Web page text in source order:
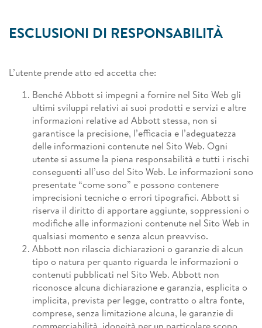
ESCLUSIONI DI RESPONSABILITÀ
L’utente prende atto ed accetta che:
Benché Abbott si impegni a fornire nel Sito Web gli
ultimi sviluppi relativi ai suoi prodotti e servizi e altre
informazioni relative ad Abbott stessa, non si
garantisce la precisione, l’efficacia e l’adeguatezza
delle informazioni contenute nel Sito Web. Ogni
utente si assume la piena responsabilità e tutti i rischi
conseguenti all’uso del Sito Web. Le informazioni sono
presentate “come sono” e possono contenere
imprecisioni tecniche o errori tipografici. Abbott si
riserva il diritto di apportare aggiunte, soppressioni o
modifiche alle informazioni contenute nel Sito Web in
qualsiasi momento e senza alcun preavviso.
Abbott non rilascia dichiarazioni o garanzie di alcun
tipo o natura per quanto riguarda le informazioni o
contenuti pubblicati nel Sito Web. Abbott non
riconosce alcuna dichiarazione e garanzia, esplicita o
implicita, prevista per legge, contratto o altra fonte,
comprese, senza limitazione alcuna, le garanzie di